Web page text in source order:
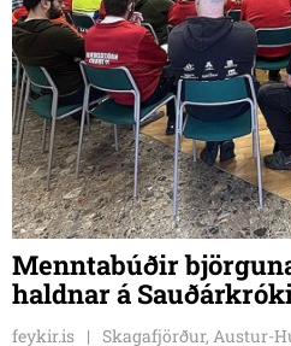
Menntabúðir
haldnar á
feykir.is Skagafjörður, Austur-